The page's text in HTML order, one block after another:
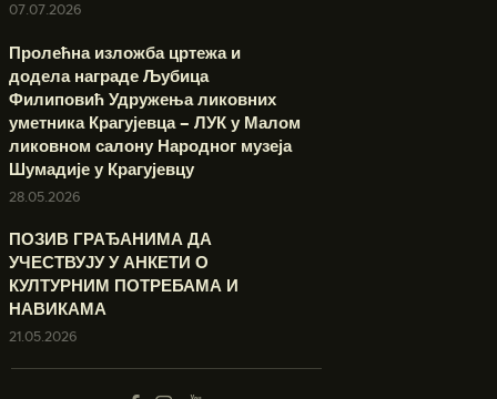
07.07.2026
Пролећна изложба цртежа и
додела награде Љубица
Филиповић Удружења ликовних
уметника Крагујевца – ЛУК у Малом
ликовном салону Народног музеја
Шумадије у Крагујевцу
28.05.2026
ПОЗИВ ГРАЂАНИМА ДА
УЧЕСТВУЈУ У АНКЕТИ О
КУЛТУРНИМ ПОТРЕБАМА И
НАВИКАМА
21.05.2026